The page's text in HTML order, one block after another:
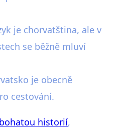
je chorvatština, ale v
se běžně mluví
je obecně
cestování.
bohatou historií,